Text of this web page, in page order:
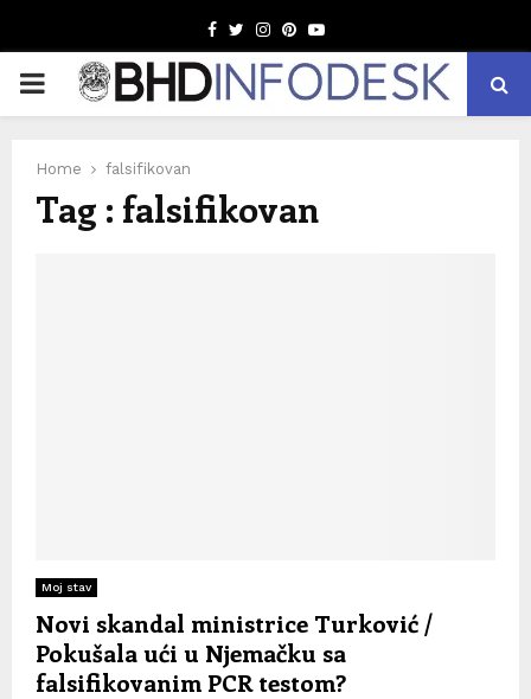
Facebook
TwitterInstagram
Pinterest
Youtube
PRIMARY
Home falsifikovan
Tag : falsifikovan
Moj stav
Novi skandal ministrice Turković /
Pokušala ući u Njemačku sa
falsifikovanim PCR testom?